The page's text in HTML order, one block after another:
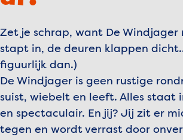
Zet je schrap, want De
stapt in, de deuren klappen
figuurlijk dan.)
De Windjager is geen rustige
suist, wiebelt en leeft. Alles staat
en spectaculair. En jij? Jij zit er
tegen en wordt verrast door